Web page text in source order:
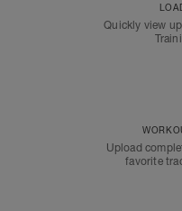
Quickly view
Upload
favorite